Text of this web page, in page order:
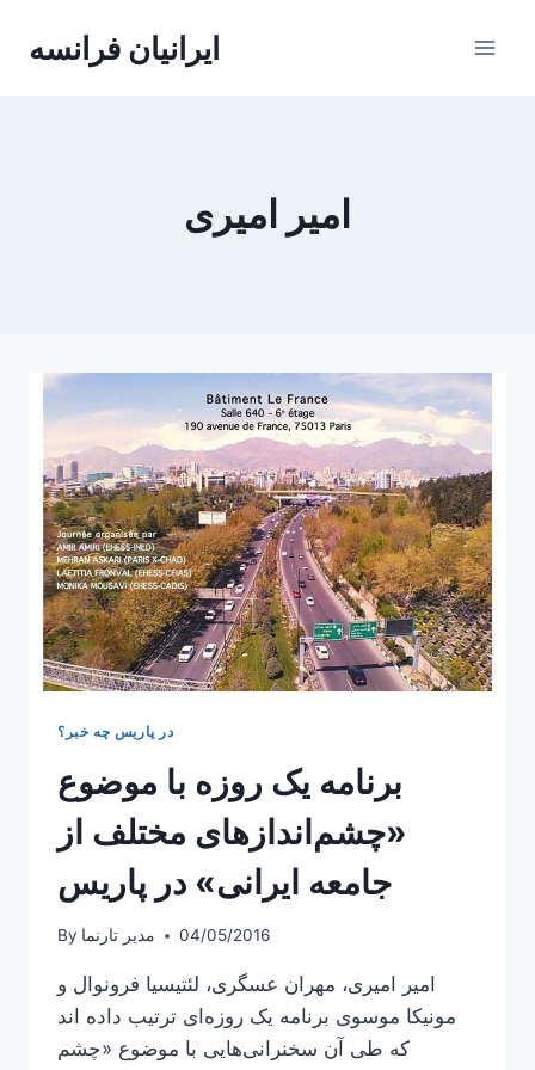
ایرانیان فرانسه
امیر امیری
در پاریس چه خبر؟
برنامه یک روزه با موضوع
«چشم‌اندازهای مختلف از
جامعه ایرانی» در پاریس
By مدیر تارنما 04/05/2016
امیر امیری، مهران عسگری، لئتیسیا فرونوال و
مونیکا موسوی برنامه‌ یک روزه‌ای ترتیب داده اند
که طی آن سخنرانی‌هایی با موضوع «چشم